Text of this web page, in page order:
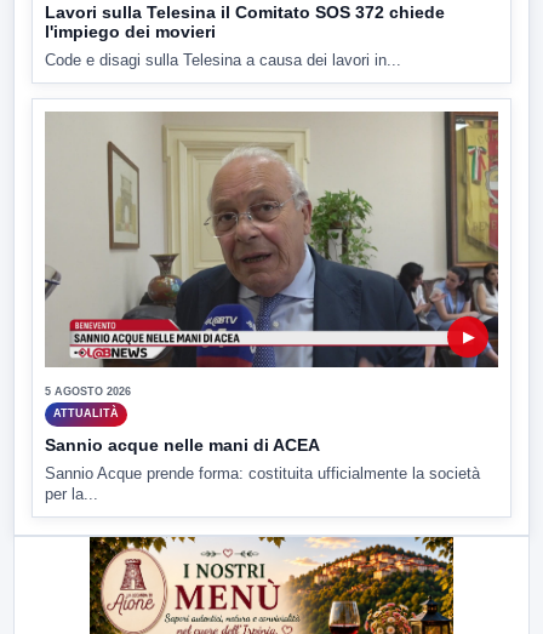
Lavori sulla Telesina il Comitato SOS 372 chiede
l'impiego dei movieri
Code e disagi sulla Telesina a causa dei lavori in...
▶
5 AGOSTO 2026
ATTUALITÀ
Sannio acque nelle mani di ACEA
Sannio Acque prende forma: costituita ufficialmente la società
per la...